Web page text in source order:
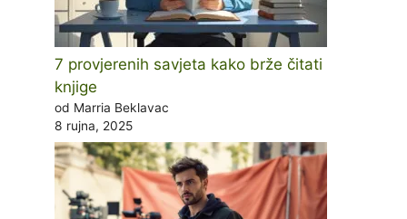
7 provjerenih savjeta kako brže čitati
knjige
od Marria Beklavac
8 rujna, 2025